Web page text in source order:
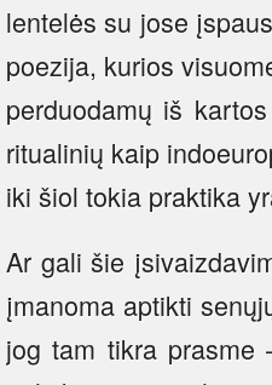
lentelės su jose
poezija, kurios
perduodamų iš
ritualinių kaip
iki šiol tokia praktika
Ar gali šie
įmanoma aptikti
jog tam tikra prasme